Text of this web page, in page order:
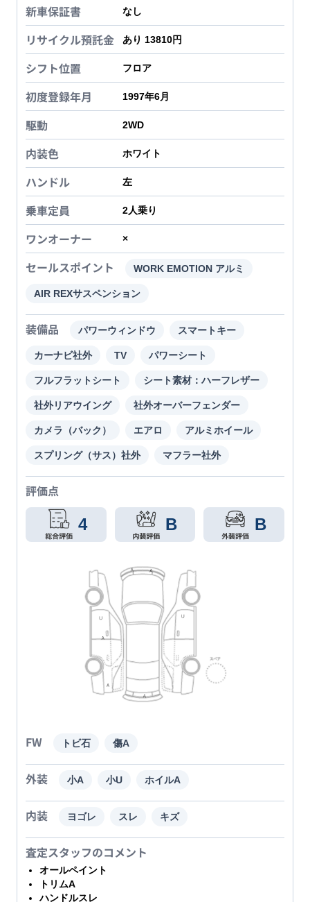
新車保証書 なし
リサイクル預託金 あり 13810円
シフト位置 フロア
初度登録年月 1997年6月
駆動 2WD
内装色 ホワイト
ハンドル 左
乗車定員 2人乗り
ワンオーナー ×
セールスポイント WORK EMOTION アルミ
AIR REXサスペンション
装備品 パワーウィンドウ スマートキー
カーナビ社外 TV パワーシート
フルフラットシート シート素材：ハーフレザー
社外リアウイング 社外オーバーフェンダー
カメラ（バック） エアロ アルミホイール
スプリング（サス）社外 マフラー社外
評価点
4 B B
FW トビ石 傷A
外装 小A 小U ホイルA
内装 ヨゴレ スレ キズ
査定スタッフのコメント
オールペイント
トリムA
ハンドルスレ